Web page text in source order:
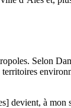
Selon
devient, à mon